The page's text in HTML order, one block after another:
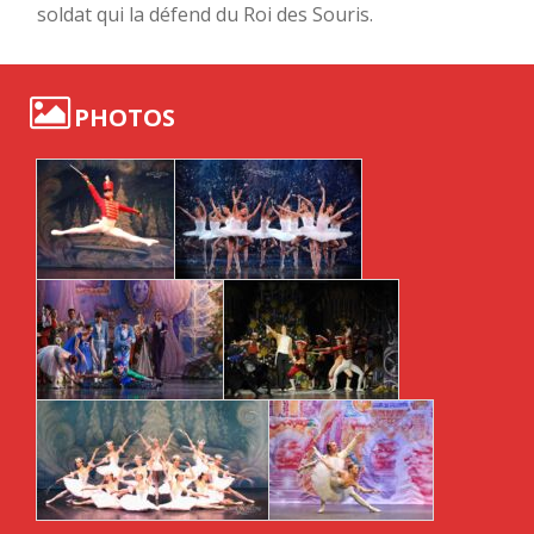
soldat qui la défend du Roi des Souris.
PHOTOS